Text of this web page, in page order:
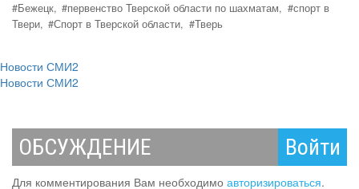
#Бежецк, #первенство Тверской области по шахматам, #спорт в
Твери, #Спорт в Тверской области, #Тверь
Новости СМИ2
Новости СМИ2
ОБСУЖДЕНИЕ Войти
Для комментирования Вам необходимо авторизироваться.